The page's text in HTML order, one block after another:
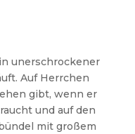
unerschrockener
Auf Herrchen
gibt, wenn er
und auf den
mit großem